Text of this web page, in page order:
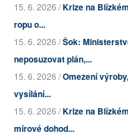
15. 6. 2026 /Krize na
ropu o...
15. 6. 2026 /Šok:
neposuzovat plán,...
15. 6. 2026 /Omezení
vysílání...
15. 6. 2026 /Krize na
mírové dohod...